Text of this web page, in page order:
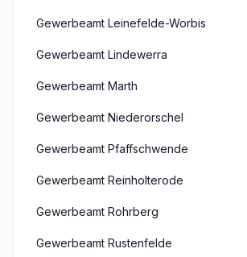
Gewerbeamt Leinefelde-Worbis
Gewerbeamt Lindewerra
Gewerbeamt Marth
Gewerbeamt Niederorschel
Gewerbeamt Pfaffschwende
Gewerbeamt Reinholterode
Gewerbeamt Rohrberg
Gewerbeamt Rustenfelde